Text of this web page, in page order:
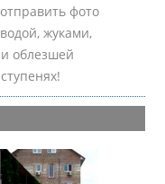
фото
жуками,
облезшей